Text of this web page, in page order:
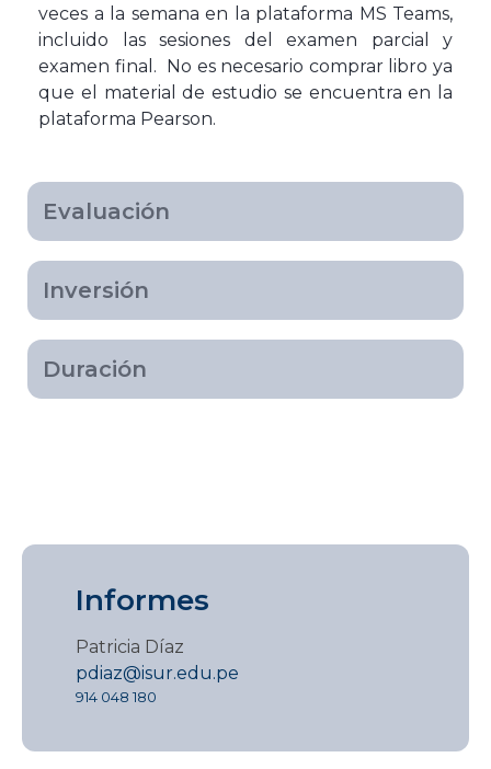
veces a la semana en la plataforma MS Teams,
incluido las sesiones del examen parcial y
examen final.
No es necesario comprar libro ya
que el material de estudio se encuentra en la
plataforma Pearson.
Evaluación
Inversión
Duración
Informes
Patricia Díaz
pdiaz@isur.edu.pe
914 048 180